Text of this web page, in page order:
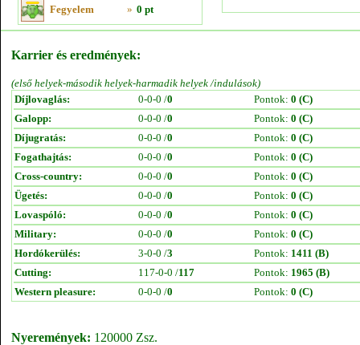
Fegyelem » 0 pt
Karrier és eredmények:
(első helyek-második helyek-harmadik helyek /indulások)
Díjlovaglás:
0-0-0 /0 Pontok: 0 (C)
Galopp:
0-0-0 /0 Pontok: 0 (C)
Díjugratás:
0-0-0 /0 Pontok: 0 (C)
Fogathajtás:
0-0-0 /0 Pontok: 0 (C)
Cross-country:
0-0-0 /0 Pontok: 0 (C)
Ügetés:
0-0-0 /0 Pontok: 0 (C)
Lovaspóló:
0-0-0 /0 Pontok: 0 (C)
Military:
0-0-0 /0 Pontok: 0 (C)
Hordókerülés:
3-0-0 /3 Pontok: 1411 (B)
Cutting:
117-0-0 /117 Pontok: 1965 (B)
Western pleasure:
0-0-0 /0 Pontok: 0 (C)
Nyeremények: 120000 Zsz.